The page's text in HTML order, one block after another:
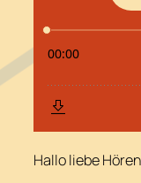
Hallo liebe